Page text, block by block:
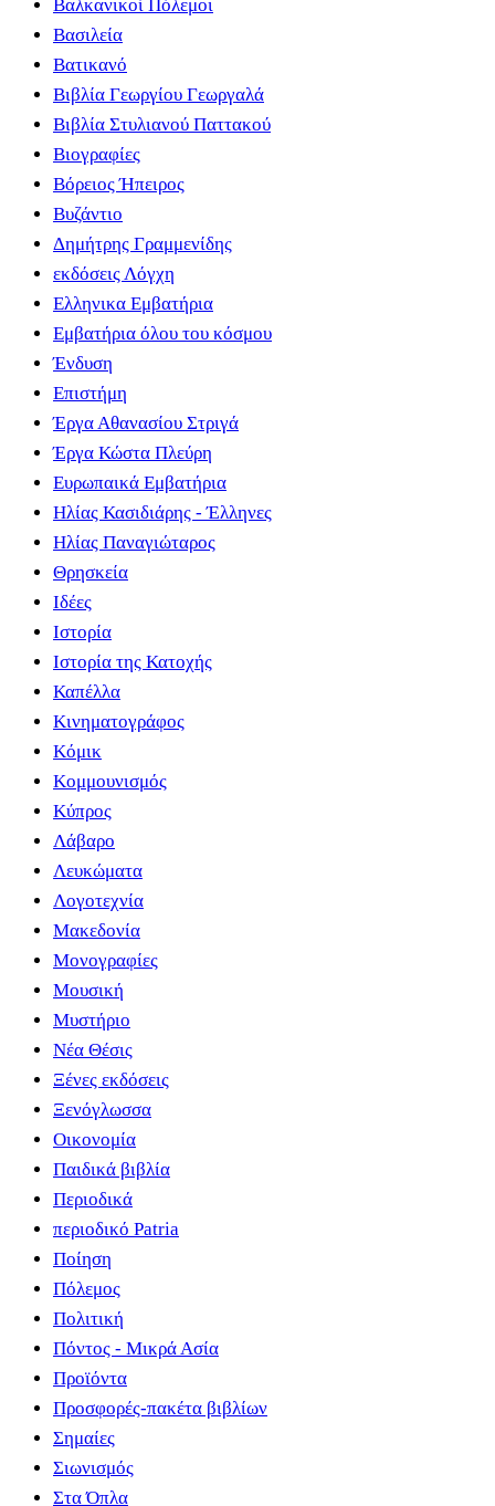
Βαλκανικοί Πόλεμοι
Βασιλεία
Βατικανό
Βιβλία Γεωργίου Γεωργαλά
Βιβλία Στυλιανού Παττακού
Βιογραφίες
Βόρειος Ήπειρος
Βυζάντιο
Δημήτρης Γραμμενίδης
εκδόσεις Λόγχη
Ελληνικα Εμβατήρια
Εμβατήρια όλου του κόσμου
Ένδυση
Επιστήμη
Έργα Αθανασίου Στριγά
Έργα Κώστα Πλεύρη
Ευρωπαικά Εμβατήρια
Ηλίας Κασιδιάρης - Έλληνες
Ηλίας Παναγιώταρος
Θρησκεία
Ιδέες
Ιστορία
Ιστορία της Κατοχής
Καπέλλα
Κινηματογράφος
Κόμικ
Κομμουνισμός
Κύπρος
Λάβαρο
Λευκώματα
Λογοτεχνία
Μακεδονία
Μονογραφίες
Μουσική
Μυστήριο
Νέα Θέσις
Ξένες εκδόσεις
Ξενόγλωσσα
Οικονομία
Παιδικά βιβλία
Περιοδικά
περιοδικό Patria
Ποίηση
Πόλεμος
Πολιτική
Πόντος - Μικρά Ασία
Προϊόντα
Προσφορές-πακέτα βιβλίων
Σημαίες
Σιωνισμός
Στα Όπλα